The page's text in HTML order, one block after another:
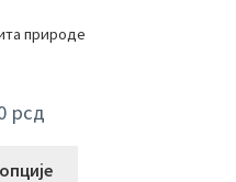
природе
рсд